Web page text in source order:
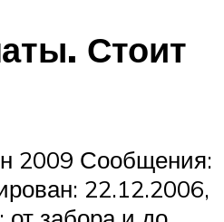
Стоит
2009 Сообщения:
22.12.2006,